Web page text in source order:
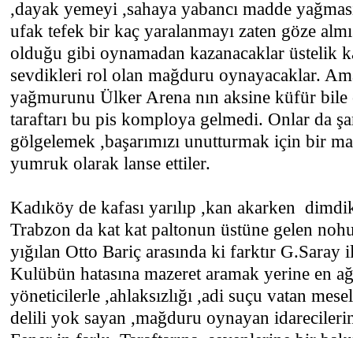
,dayak yemeyi ,sahaya yabancı madde
ufak tefek bir kaç yaralanmayı zaten göze
olduğu gibi oynamadan kazanacaklar üstelik
sevdikleri rol olan mağduru oynayacaklar.
yağmurunu Ülker Arena nın aksine küfür bile
taraftarı bu pis komploya gelmedi. Onlar da
gölgelemek ,başarımızı unutturmak için bir
yumruk olarak lanse ettiler.
Kadıköy de kafası yarılıp ,kan akarken
Trabzon da kat kat paltonun üstüne gelen
yığılan Otto Bariç arasında ki farktır G.Saray
Kulübün hatasına mazeret aramak yerine en
yöneticilerle ,ahlaksızlığı ,adi suçu vatan
delili yok sayan ,mağduru oynayan